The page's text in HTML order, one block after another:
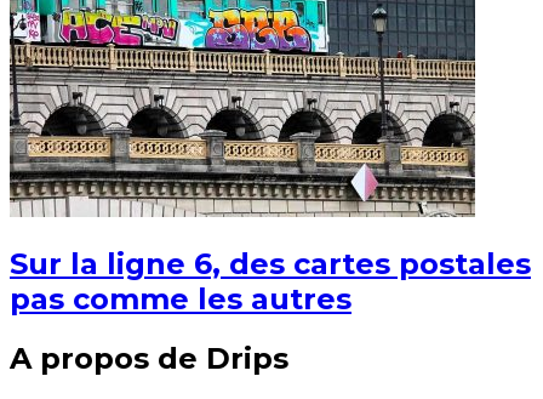
Sur la ligne 6, des cartes postales
pas comme les autres
A propos de Drips